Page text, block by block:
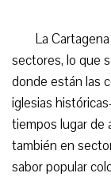
La
sectores, lo que
donde están las
iglesias
tiempos lugar de
también en
sabor popular